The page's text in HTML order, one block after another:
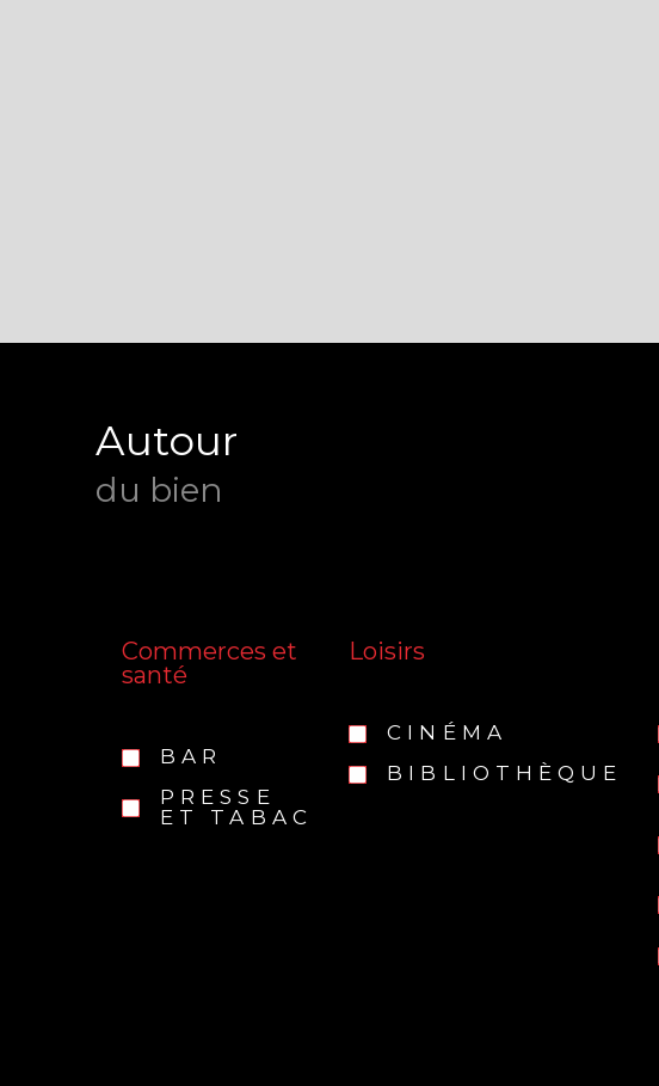
Autour
du bien
Commerces et
santé
BAR
PRESSE
ET TABAC
Loisirs
CINÉMA
BIBLIOTHÈQUE